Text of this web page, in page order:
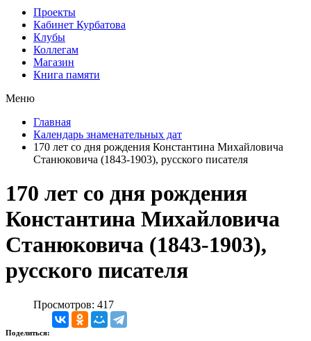
Проекты
Кабинет Курбатова
Клубы
Коллегам
Магазин
Книга памяти
Меню
Главная
Календарь знаменательных дат
170 лет со дня рождения Константина Михайловича
Станюковича (1843-1903), русского писателя
170 лет со дня рождения
Константина Михайловича
Станюковича (1843-1903),
русского писателя
Просмотров: 417
Поделиться: